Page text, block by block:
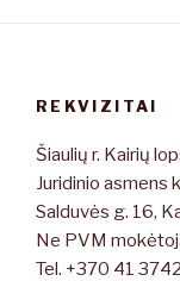
REKVIZITAI
Šiaulių r. Kairių
Juridinio
Salduvės g. 16,
Ne PVM
Tel. +370 41